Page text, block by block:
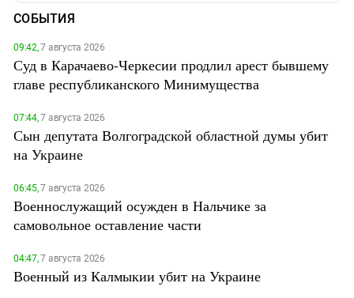
СОБЫТИЯ
09:42,7 августа 2026
Суд в Карачаево-Черкесии продлил арест бывшему
главе республиканского Минимущества
07:44,7 августа 2026
Сын депутата Волгоградской областной думы убит
на Украине
06:45,7 августа 2026
Военнослужащий осужден в Нальчике за
самовольное оставление части
04:47,7 августа 2026
Военный из Калмыкии убит на Украине